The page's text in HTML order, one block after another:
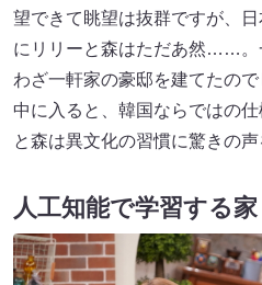
望できて眺望は抜群ですが、
にリリーと森はただあ然……。
わざ一軒家の豪邸を建てたの
中に入ると、韓国ならではの
と森は異文化の習慣に驚きの声
人工知能で学習する家